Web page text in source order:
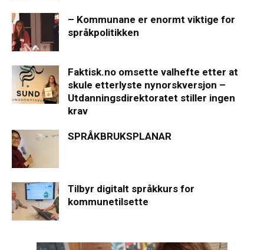
– Kommunane er enormt viktige for
språkpolitikken
Faktisk.no omsette valhefte etter at
skule etterlyste nynorskversjon –
Utdanningsdirektoratet stiller ingen
krav
SPRÅKBRUKSPLANAR
Tilbyr digitalt språkkurs for
kommunetilsette